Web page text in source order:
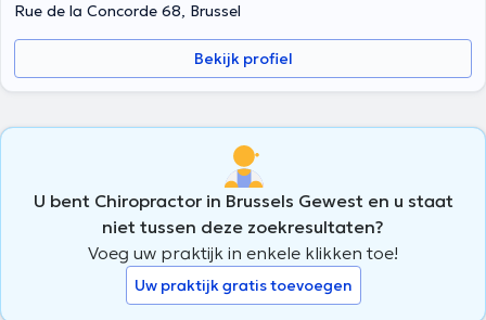
Rue de la Concorde 68, Brussel
Bekijk profiel
U bent Chiropractor in Brussels Gewest en u staat
niet tussen deze zoekresultaten?
Voeg uw praktijk in enkele klikken toe!
Uw praktijk gratis toevoegen